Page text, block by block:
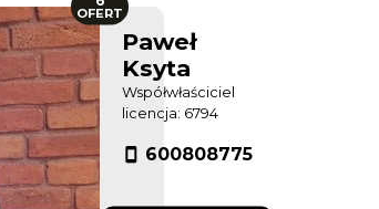
Paweł
Ksyta
Współwłaściciel
licencja: 6794
600808775
OFERT